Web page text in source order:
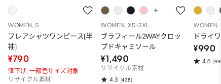
WOMEN, S
フレアシャツワンピース(半
袖)
¥790
値下げ, 一部色サイズ対象
リサイクル素材
WOMEN, XS-3XL
ブラフィール2WAYクロッ
プドキャミソール
¥1,490
リサイクル素材
4.3 (438)
WOMEN,
ドライ
¥990
4.5